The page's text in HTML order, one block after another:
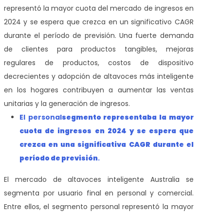
representó la mayor cuota del mercado de ingresos en
2024 y se espera que crezca en un significativo CAGR
durante el período de previsión. Una fuerte demanda
de clientes para productos tangibles, mejoras
regulares de productos, costos de dispositivo
decrecientes y adopción de altavoces más inteligente
en los hogares contribuyen a aumentar las ventas
unitarias y la generación de ingresos.
El personalsegmento representaba la mayor
cuota de ingresos en 2024 y se espera que
crezca en una significativa CAGR durante el
período de previsión.
El mercado de altavoces inteligente Australia se
segmenta por usuario final en personal y comercial.
Entre ellos, el segmento personal representó la mayor